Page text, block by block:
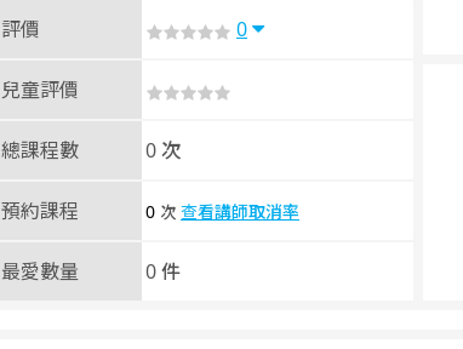
評價 0
兒童評價
總課程數 0 次
預約課程 0 次 查看講師取消率
最愛數量 0 件